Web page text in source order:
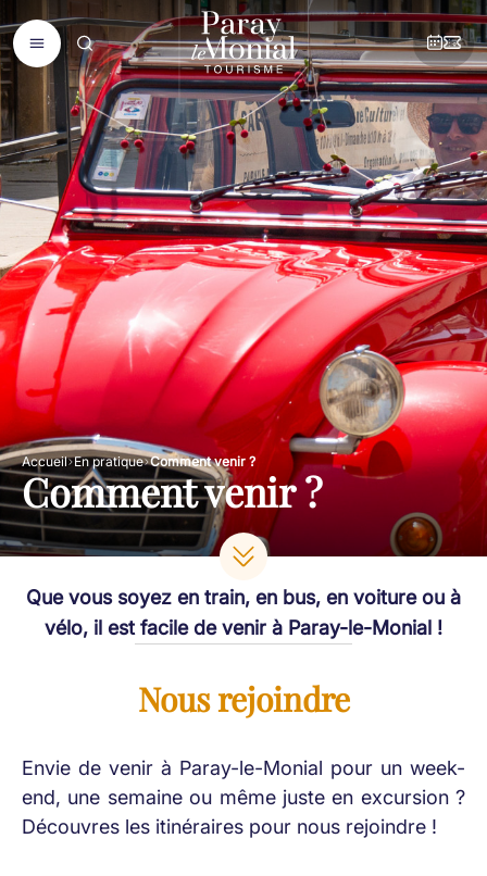
Accueil En pratique Comment venir ?
Comment venir ?
Que vous soyez en train, en bus, en voiture ou à
vélo, il est facile de venir à Paray-le-Monial !
Nous rejoindre
Envie de venir à Paray-le-Monial pour un week-
end, une semaine ou même juste en excursion ?
Découvres les itinéraires pour nous rejoindre !